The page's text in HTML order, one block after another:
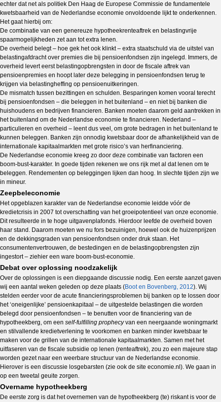
echter dat net als politiek Den Haag de Europese Commissie de fundamentele
kwetsbaarheid van de Nederlandse economie onvoldoende lijkt te onderkennen.
Het gaat hierbij om:
De combinatie van een genereuze hypotheekrenteaftrek en belastingvrije
spaarmogelijkheden zet aan tot extra lenen.
De overheid belegt – hoe gek het ook klinkt – extra staatschuld via de uitstel van
belastingafdracht over premies die bij pensioenfondsen zijn ingelegd. Immers, de
overheid levert eerst belastingopbrengsten in door de fiscale aftrek van
pensioenpremies en hoopt later deze belegging in pensioenfondsen terug te
krijgen via belastingheffing op pensioenuitkeringen.
De mismatch tussen bezittingen en schulden. Besparingen komen vooral terecht
bij pensioenfondsen – die beleggen in het buitenland – en niet bij banken die
huishoudens en bedrijven financieren. Banken moeten daarom geld aantrekken in
het buitenland om de Nederlandse economie te financieren. Nederland –
particulieren en overheid – leent dus veel, om grote bedragen in het buitenland te
kunnen beleggen. Banken zijn onnodig kwetsbaar door de afhankelijkheid van de
internationale kapitaalmarkten met grote risico’s van herfinanciering.
De Nederlandse economie kreeg zo door deze combinatie van factoren een
boom-bust-karakter. In goede tijden rekenen we ons rijk met al dat lenen om te
beleggen. Rendementen op beleggingen lijken dan hoog. In slechte tijden zijn we
in mineur.
Zeepbeleconomie
Het opgeblazen karakter van de Nederlandse economie leidde vóór de
kredietcrisis in 2007 tot overschatting van het groeipotentieel van onze economie.
Dit resulteerde in te hoge uitgavenplafonds. Hierdoor leefde de overheid boven
haar stand. Daarom moeten we nu fors bezuinigen, hoewel ook de huizenprijzen
en de dekkingsgraden van pensioenfondsen onder druk staan. Het
consumentenvertrouwen, de bestedingen en de belastingopbrengsten zijn
ingestort – ziehier een ware boom-bust-economie.
Debat over oplossing noodzakelijk
Over de oplossingen is een diepgaande discussie nodig. Een eerste aanzet gaven
wij een aantal weken geleden op deze plaats (Boot en Bovenberg, 2012). Wij
stelden eerder voor de acute financieringsproblemen bij banken op te lossen door
het ‘oneigenlijke’ pensioenkapitaal – de uitgestelde belastingen die worden
belegd door pensioenfondsen – te benutten voor de financiering van de
hypotheekberg, om een self-fulfilling prophecyvan een neergaande woningmarkt
en stilvallende kredietverlening te voorkomen en banken minder kwetsbaar te
maken voor de grillen van de internationale kapitaalmarkten. Samen met het
uitfaseren van de fiscale subsidie op lenen (renteaftrek), zou zo een majeure stap
worden gezet naar een weerbare structuur van de Nederlandse economie.
Hierover is een discussie losgebarsten (zie ook de site economie.nl). We gaan in
op een tweetal geuite zorgen.
Overname hypotheekberg
De eerste zorg is dat het overnemen van de hypotheekberg (te) riskant is voor de